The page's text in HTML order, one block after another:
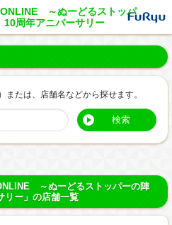
～ぬーどるストッパ
周年アニバーサリー
たは、店舗名などから探せます。
検索
～ぬーどるストッパーの陣
ー」の店舗一覧